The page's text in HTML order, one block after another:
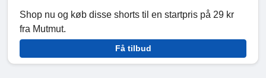
Shop nu og køb disse shorts til en startpris på 29 kr
fra Mutmut.
Få tilbud